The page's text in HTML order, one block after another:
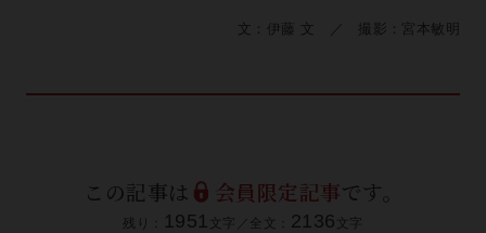
文：伊藤 文 ／ 撮影：宮本敏明
この記事は 会員限定記事です。
残り： 1951 文字／全文： 2136 文字